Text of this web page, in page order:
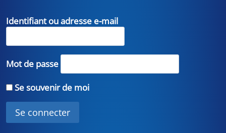
Identifiant ou adresse e-mail
Mot de passe
Se souvenir de moi